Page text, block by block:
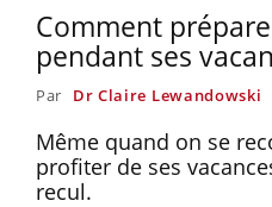
Comment
pendant ses
Par Dr Claire Lewandowski
Même quand on se
profiter de ses
recul.